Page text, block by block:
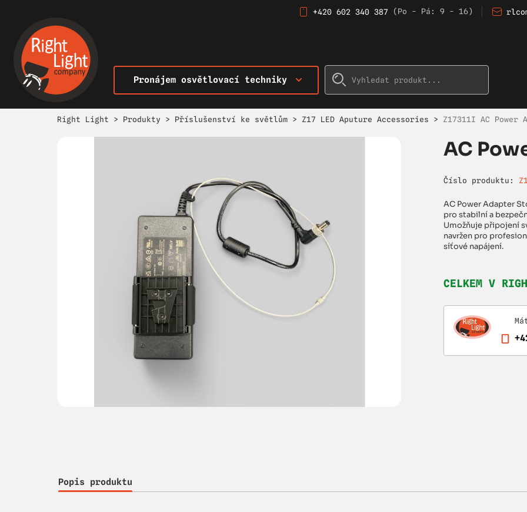
+420 602 340 387 (Po - Pá: 9 - 16)
Pronájem osvětlovací techniky
Right Light > Produkty > Příslušenství ke světlům > Z17 LED Aputure Accessories > Z17311I AC Power
AC
Číslo produktu:
AC Power Adapter
pro stabilní a
Umožňuje připojení
navržen pro
síťové napájení.
CELKEM V
Popis produktu